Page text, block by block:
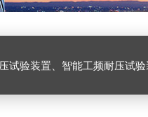
压试验装置、工频耐压试验装置、工频耐压试验仪、工频耐压试验台、高压耐压试